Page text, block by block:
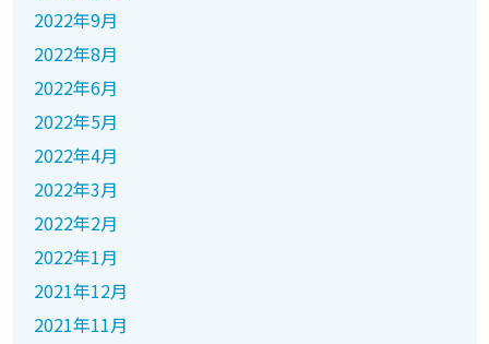
2022年9月
2022年8月
2022年6月
2022年5月
2022年4月
2022年3月
2022年2月
2022年1月
2021年12月
2021年11月